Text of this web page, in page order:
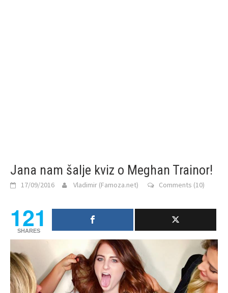
Jana nam šalje kviz o Meghan Trainor!
17/09/2016 Vladimir (Famoza.net) Comments (10)
121
SHARES